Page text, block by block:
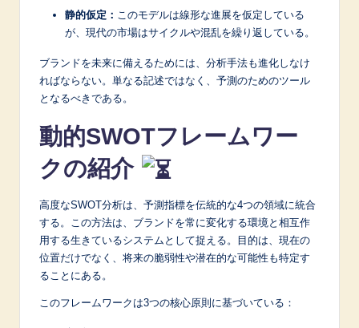
静的仮定： このモデルは線形な進展を仮定している
が、現代の市場はサイクルや混乱を繰り返している。
ブランドを未来に備えるためには、分析手法も進化しなけ
ればならない。単なる記述ではなく、予測のためのツール
となるべきである。
動的SWOTフレームワー
クの紹介
高度なSWOT分析は、予測指標を伝統的な4つの領域に統合
する。この方法は、ブランドを常に変化する環境と相互作
用する生きているシステムとして捉える。目的は、現在の
位置だけでなく、将来の脆弱性や潜在的な可能性も特定す
ることにある。
このフレームワークは3つの核心原則に基づいている：